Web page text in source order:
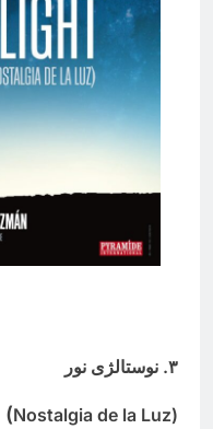
۳. نوستالژی نور
(Nostalgia de la Luz
)